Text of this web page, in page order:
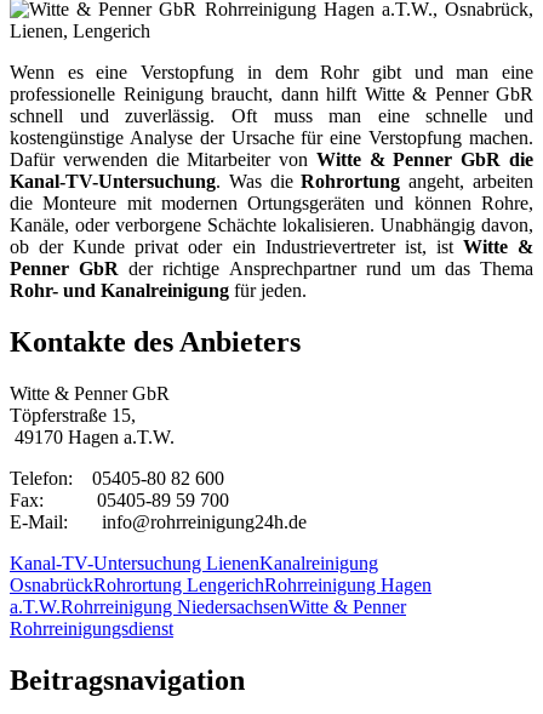
Wenn es eine Verstopfung in dem Rohr gibt und man eine
professionelle Reinigung braucht, dann hilft Witte & Penner GbR
schnell und zuverlässig. Oft muss man eine schnelle und
kostengünstige Analyse der Ursache für eine Verstopfung machen.
Dafür verwenden die Mitarbeiter von Witte & Penner GbR die
Kanal-TV-Untersuchung. Was dieRohrortung angeht, arbeiten
die Monteure mit modernen Ortungsgeräten und können Rohre,
Kanäle, oder verborgene Schächte lokalisieren. Unabhängig davon,
ob der Kunde privat oder ein Industrievertreter ist, ist Witte &
Penner GbR der richtige Ansprechpartner rund um das Thema
Rohr- und Kanalreinigung für jeden.
Kontakte des Anbieters
Witte & Penner GbR
Töpferstraße 15,
49170 Hagen a.T.W.
Telefon: 05405-80 82 600
Fax: 05405-89 59 700
E-Mail: info@rohrreinigung24h.de
Kanal-TV-Untersuchung LienenKanalreinigung
OsnabrückRohrortung LengerichRohrreinigung Hagen
a.T.W.Rohrreinigung NiedersachsenWitte & Penner
Rohrreinigungsdienst
Beitragsnavigation